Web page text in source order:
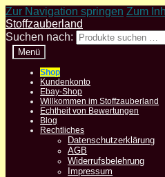
Zur Navigation springen Zum
Stoffzauberland
Suchen nach:
Menü
Shop
Kundenkonto
Ebay-Shop
Willkommen im Stoffzauberland
Echtheit von Bewertungen
Blog
Rechtliches
Datenschutzerklärung
AGB
Widerrufsbelehrung
Impressum